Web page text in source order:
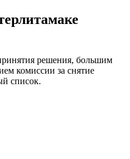
решения, большим
комиссии за снятие
список.